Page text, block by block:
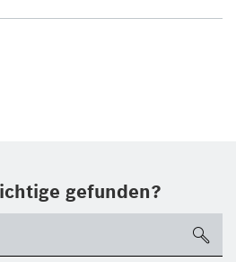
gefunden?